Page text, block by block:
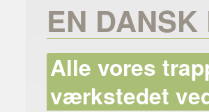
EN
Alle vores
værkstedet